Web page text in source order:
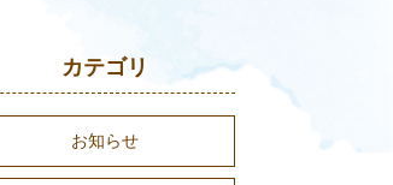
カテゴリ
お知らせ